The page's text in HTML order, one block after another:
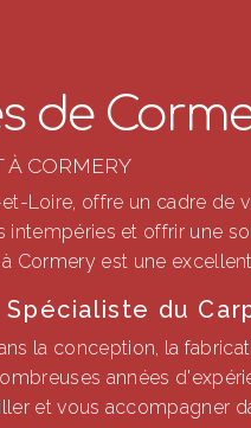
de
À CORMERY
Loire, offre un cadre de
intempéries et offrir une
Cormery est une
du
la conception, la
années
et vous accompagner